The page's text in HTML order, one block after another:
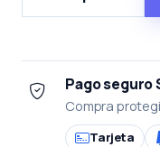
Pago seguro
Compra
Tarjeta